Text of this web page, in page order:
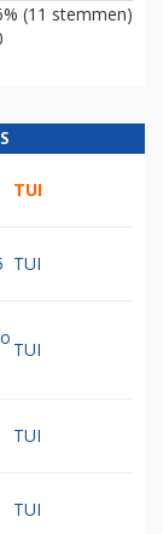
(11 stemmen)
TUI
TUI
TUI
TUI
TUI